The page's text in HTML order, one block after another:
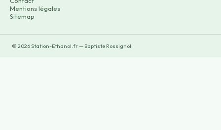
Mentions légales
Sitemap
© 2026Station-Ethanol.fr — Baptiste Rossignol